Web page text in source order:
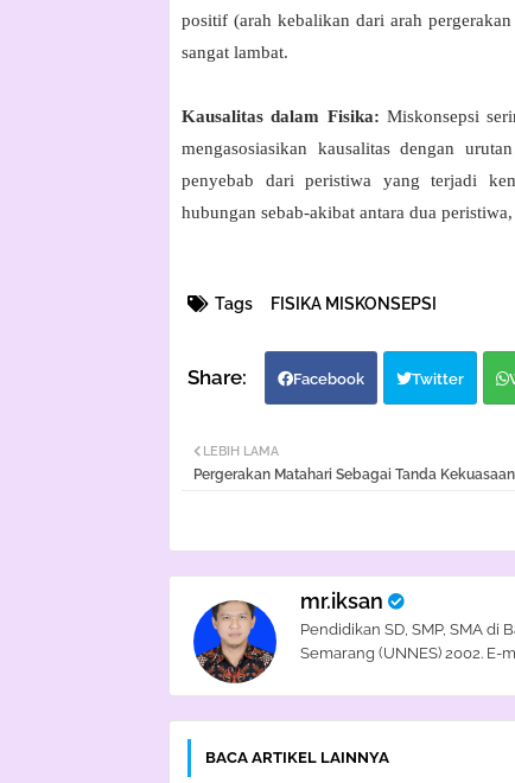
positif (arah kebalikan dari arah
sangat lambat.
Kausalitas dalam Fisika: Miskonsepsi
mengasosiasikan kausalitas dengan
penyebab dari peristiwa yang terjadi
hubungan sebab-akibat antara dua
Tags FISIKA MISKONSEPSI
Facebook Twitter
LEBIH LAMA
Pergerakan Matahari Sebagai Tanda
mr.iksan
Pendidikan SD, SMP, SMA di
Semarang (UNNES) 2002.
BACA ARTIKEL LAINNYA